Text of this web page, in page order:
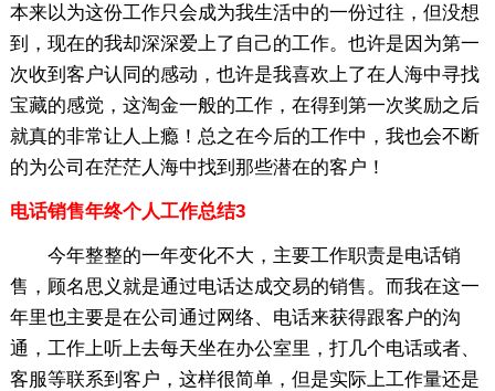
本来以为这份工作只会成为我生活中的一份过往，但没想
到，现在的我却深深爱上了自己的工作。也许是因为第一
次收到客户认同的感动，也许是我喜欢上了在人海中寻找
宝藏的感觉，这淘金一般的工作，在得到第一次奖励之后
就真的非常让人上瘾！总之在今后的工作中，我也会不断
的为公司在茫茫人海中找到那些潜在的客户！
电话销售年终个人工作总结3
今年整整的一年变化不大，主要工作职责是电话销
售，顾名思义就是通过电话达成交易的销售。而我在这一
年里也主要是在公司通过网络、电话来获得跟客户的沟
通，工作上听上去每天坐在办公室里，打几个电话或者、
客服等联系到客户，这样很简单，但是实际上工作量还是